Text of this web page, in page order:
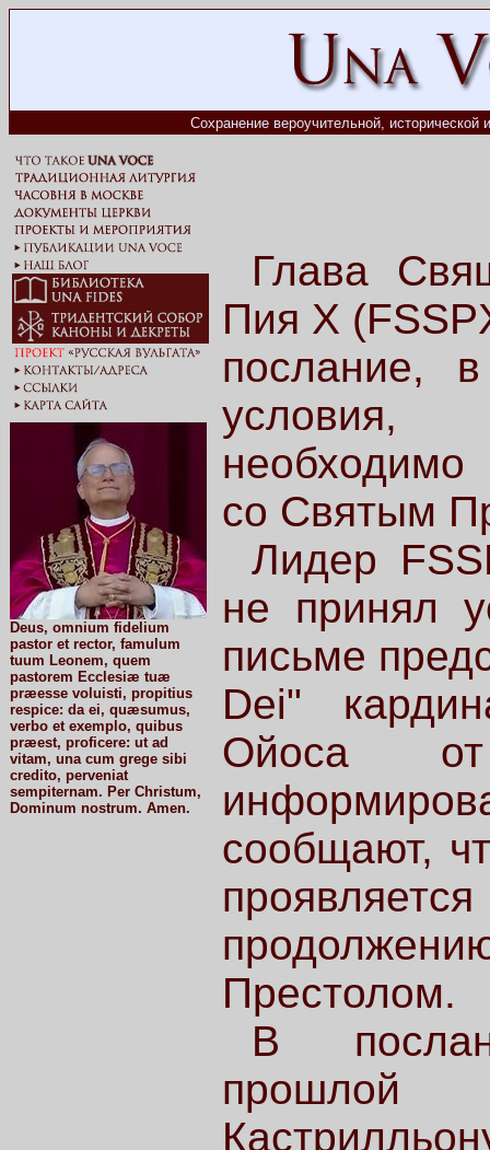
Сохранение вероучительной, исторической
Deus, omnium fidelium
pastor et rector, famulum
tuum Leonem, quem
pastorem Ecclesiæ tuæ
præesse voluisti, propitius
respice: da ei, quæsumus,
verbo et exemplo, quibus
præest, proficere: ut ad
vitam, una cum grege sibi
credito, perveniat
sempiternam. Per Christum,
Dominum nostrum. Amen.
Глава
Пия X
послание,
условия,
со Святым
Лидер
не принял
письме
Dei"
Ойоса
сообщают,
Престолом.
В
прошлой